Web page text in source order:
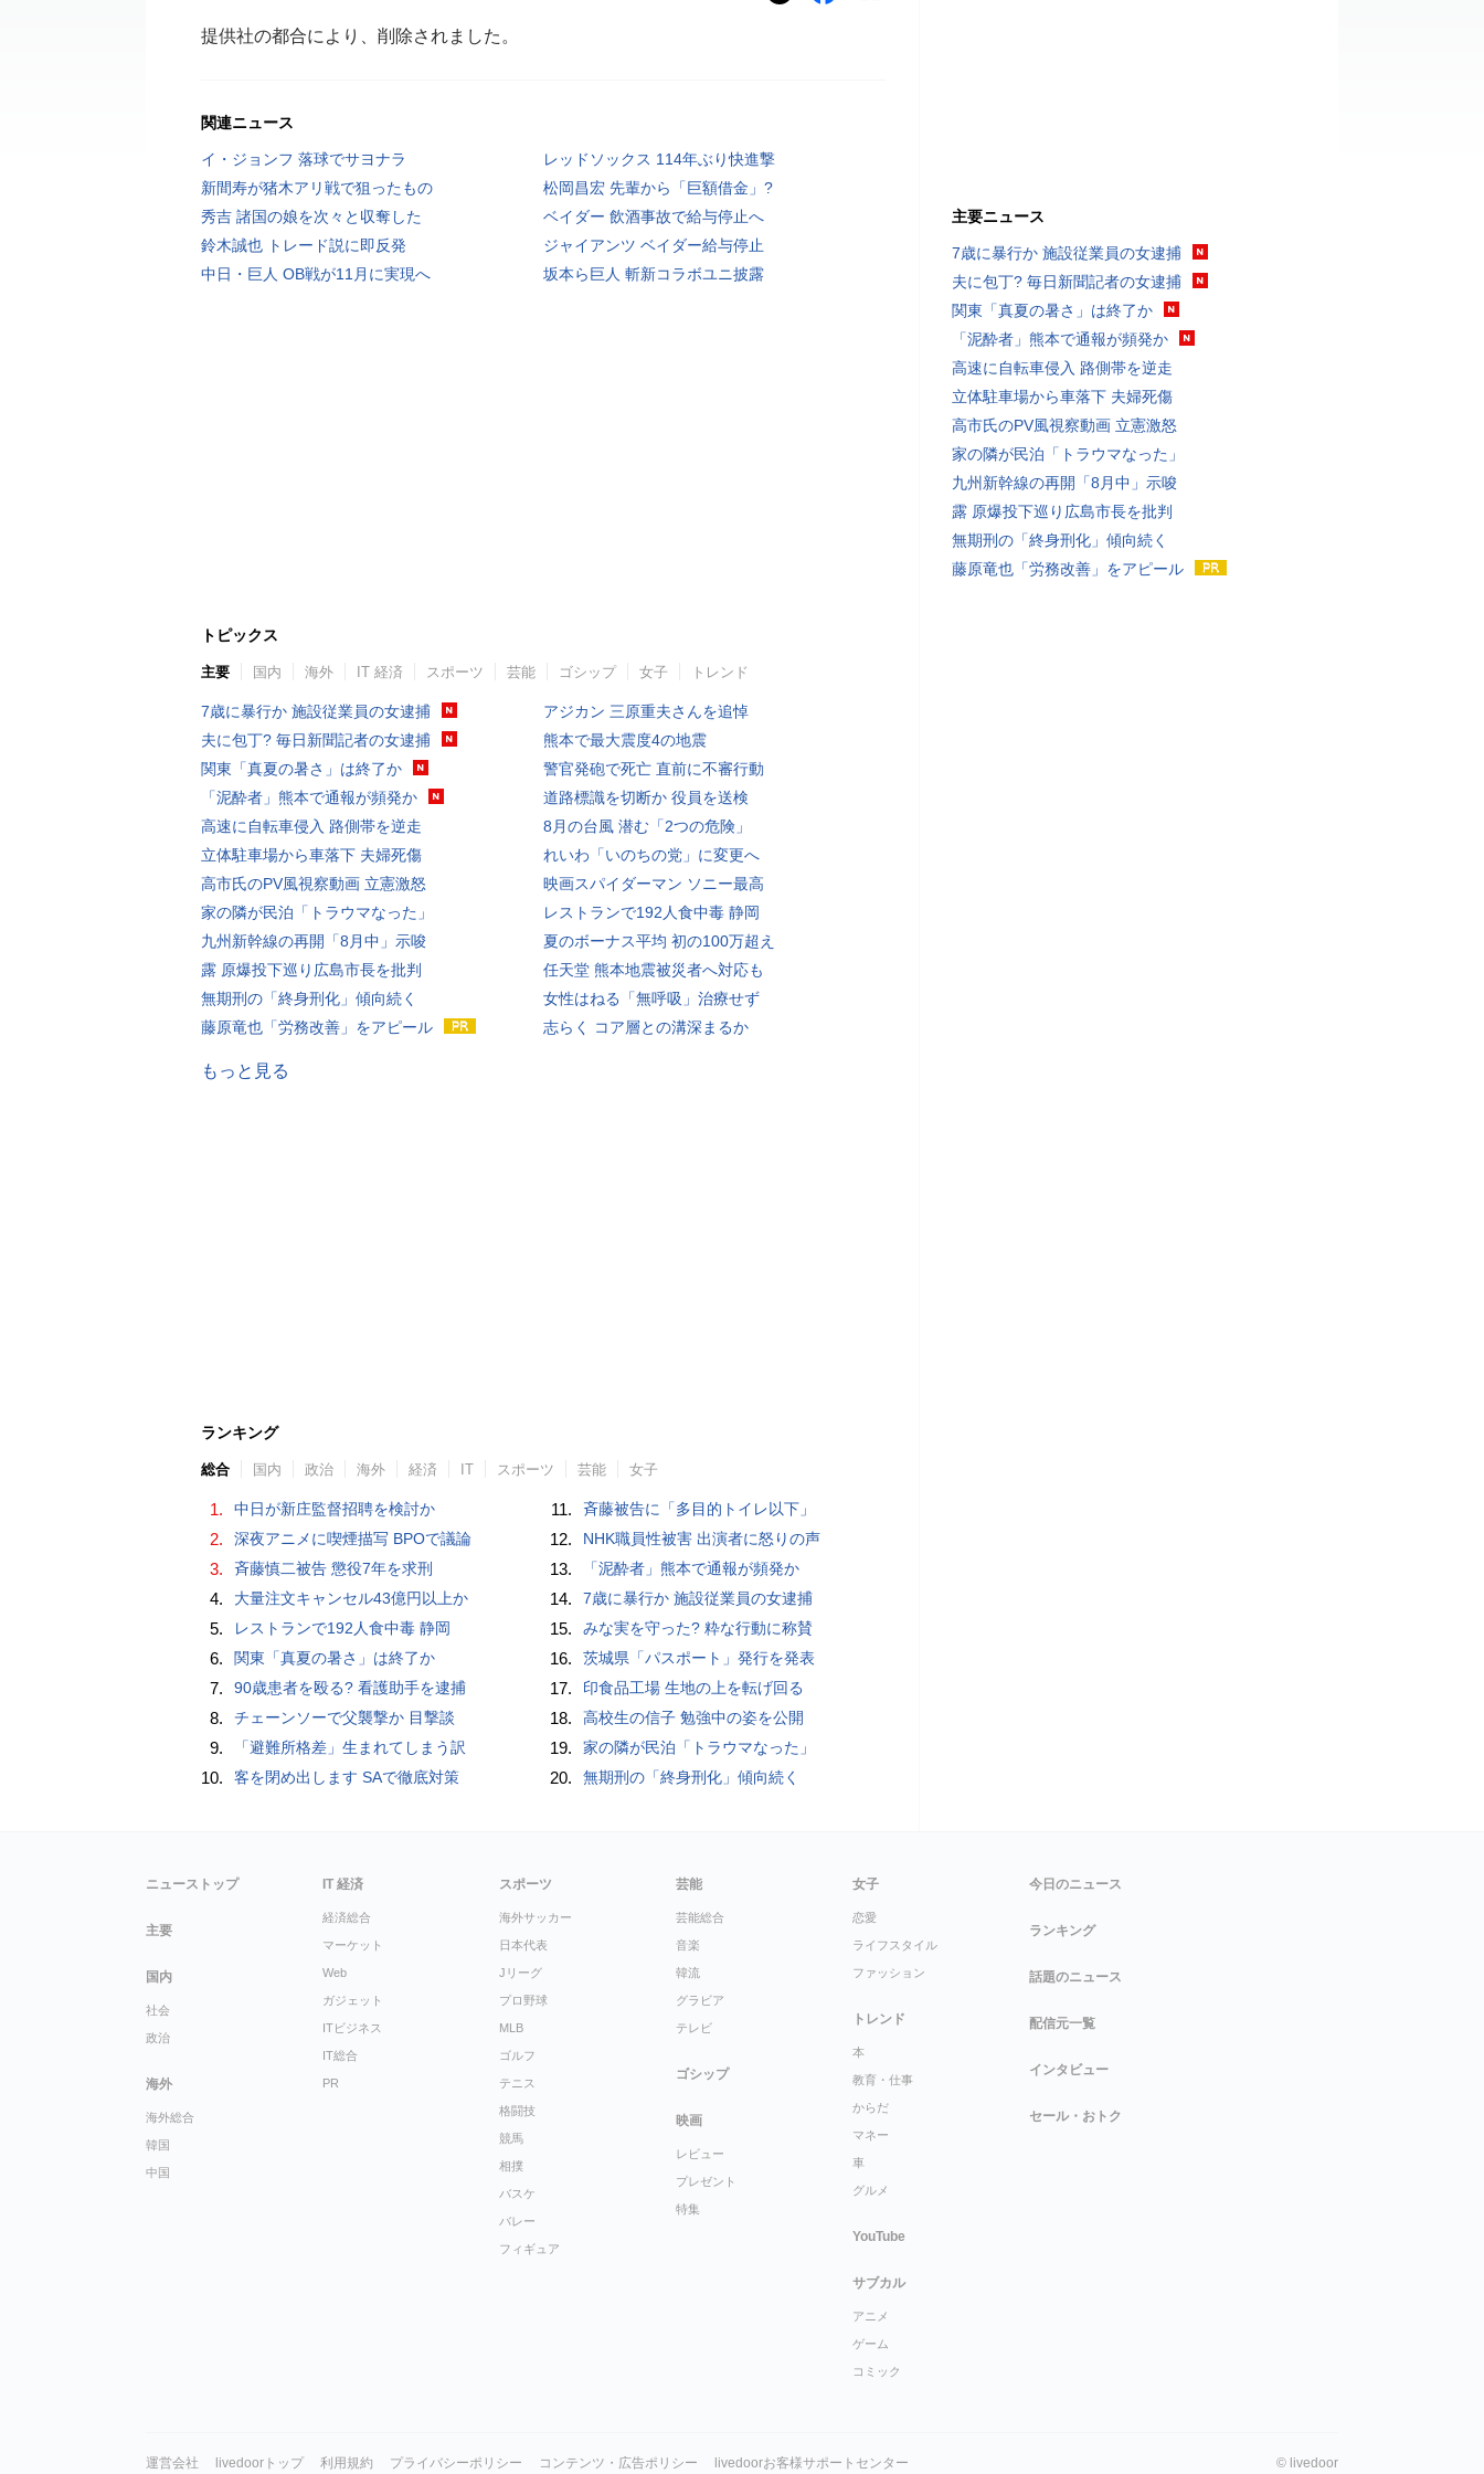
提供社の都合により、削除されました。
関連ニュース
イ・ジョンフ 落球でサヨナラ
レッドソックス 114年ぶり快進撃
新間寿が猪木アリ戦で狙ったもの
松岡昌宏 先輩から「巨額借金」?
秀吉 諸国の娘を次々と収奪した
ベイダー 飲酒事故で給与停止へ
鈴木誠也 トレード説に即反発
ジャイアンツ ベイダー給与停止
中日・巨人 OB戦が11月に実現へ
坂本ら巨人 斬新コラボユニ披露
トピックス
主要 国内 海外 IT 経済 スポーツ 芸能 ゴシップ 女子 トレンド
7歳に暴行か 施設従業員の女逮捕
夫に包丁? 毎日新聞記者の女逮捕
関東「真夏の暑さ」は終了か
「泥酔者」熊本で通報が頻発か
高速に自転車侵入 路側帯を逆走
立体駐車場から車落下 夫婦死傷
高市氏のPV風視察動画 立憲激怒
家の隣が民泊「トラウマなった」
九州新幹線の再開「8月中」示唆
露 原爆投下巡り広島市長を批判
無期刑の「終身刑化」傾向続く
藤原竜也「労務改善」をアピール
アジカン 三原重夫さんを追悼
熊本で最大震度4の地震
警官発砲で死亡 直前に不審行動
道路標識を切断か 役員を送検
8月の台風 潜む「2つの危険」
れいわ「いのちの党」に変更へ
映画スパイダーマン ソニー最高
レストランで192人食中毒 静岡
夏のボーナス平均 初の100万超え
任天堂 熊本地震被災者へ対応も
女性はねる「無呼吸」治療せず
志らく コア層との溝深まるか
もっと見る
ランキング
総合 国内 政治 海外 経済 IT スポーツ 芸能 女子
1. 中日が新庄監督招聘を検討か
2. 深夜アニメに喫煙描写 BPOで議論
3. 斉藤慎二被告 懲役7年を求刑
4. 大量注文キャンセル43億円以上か
5. レストランで192人食中毒 静岡
6. 関東「真夏の暑さ」は終了か
7. 90歳患者を殴る? 看護助手を逮捕
8. チェーンソーで父襲撃か 目撃談
9. 「避難所格差」生まれてしまう訳
10. 客を閉め出します SAで徹底対策
11. 斉藤被告に「多目的トイレ以下」
12. NHK職員性被害 出演者に怒りの声
13. 「泥酔者」熊本で通報が頻発か
14. 7歳に暴行か 施設従業員の女逮捕
15. みな実を守った? 粋な行動に称賛
16. 茨城県「パスポート」発行を発表
17. 印食品工場 生地の上を転げ回る
18. 高校生の信子 勉強中の姿を公開
19. 家の隣が民泊「トラウマなった」
20. 無期刑の「終身刑化」傾向続く
主要ニュース
7歳に暴行か 施設従業員の女逮捕
夫に包丁? 毎日新聞記者の女逮捕
関東「真夏の暑さ」は終了か
「泥酔者」熊本で通報が頻発か
高速に自転車侵入 路側帯を逆走
立体駐車場から車落下 夫婦死傷
高市氏のPV風視察動画 立憲激怒
家の隣が民泊「トラウマなった」
九州新幹線の再開「8月中」示唆
露 原爆投下巡り広島市長を批判
無期刑の「終身刑化」傾向続く
藤原竜也「労務改善」をアピール
ニューストップ
主要
国内
社会
政治
海外
海外総合
韓国
中国
IT 経済
経済総合
マーケット
Web
ガジェット
ITビジネス
IT総合
PR
スポーツ
海外サッカー
日本代表
Jリーグ
プロ野球
MLB
ゴルフ
テニス
格闘技
競馬
相撲
バスケ
バレー
フィギュア
芸能
芸能総合
音楽
韓流
グラビア
テレビ
ゴシップ
映画
レビュー
プレゼント
特集
女子
恋愛
ライフスタイル
ファッション
トレンド
本
教育・仕事
からだ
マネー
車
グルメ
YouTube
サブカル
アニメ
ゲーム
コミック
今日のニュース
ランキング
話題のニュース
配信元一覧
インタビュー
セール・おトク
運営会社 livedoorトップ 利用規約 プライバシーポリシー コンテンツ・広告ポリシー livedoorお客様サポートセンター © livedoor